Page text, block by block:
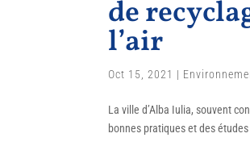
de
l’air
Oct 15, 2021 |
La ville d’Alba Iulia, souvent
bonnes pratiques et des